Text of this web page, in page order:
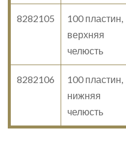
8282105
100 пластин,
верхняя
челюсть
8282106
100 пластин,
нижняя
челюсть